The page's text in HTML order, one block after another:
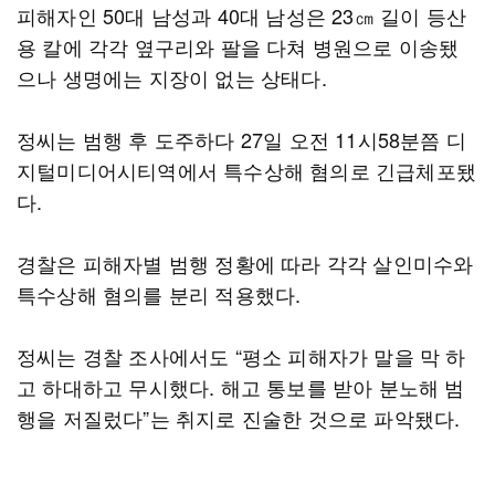
피해자인 50대 남성과 40대 남성은 23㎝ 길이 등산
용 칼에 각각 옆구리와 팔을 다쳐 병원으로 이송됐
으나 생명에는 지장이 없는 상태다.
정씨는 범행 후 도주하다 27일 오전 11시58분쯤 디
지털미디어시티역에서 특수상해 혐의로 긴급체포됐
다.
경찰은 피해자별 범행 정황에 따라 각각 살인미수와
특수상해 혐의를 분리 적용했다.
정씨는 경찰 조사에서도 “평소 피해자가 말을 막 하
고 하대하고 무시했다. 해고 통보를 받아 분노해 범
행을 저질렀다”는 취지로 진술한 것으로 파악됐다.